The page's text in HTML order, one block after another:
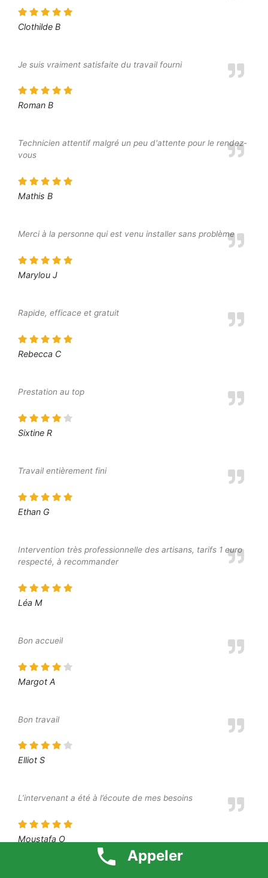
Clothilde B
Je suis vraiment satisfaite du travail fourni
Roman B
Technicien attentif malgré un peu d'attente pour le rendez-
vous
Mathis B
Merci à la personne qui est venu installer sans problème
Marylou J
Rapide, efficace et gratuit
Rebecca C
Prestation au top
Sixtine R
Travail entièrement fini
Ethan G
Intervention très professionnelle des artisans, tarifs 1 euro
respecté, à recommander
Léa M
Bon accueil
Margot A
Bon travail
Elliot S
L’intervenant a été à l’écoute de mes besoins
Moustafa O
Appeler